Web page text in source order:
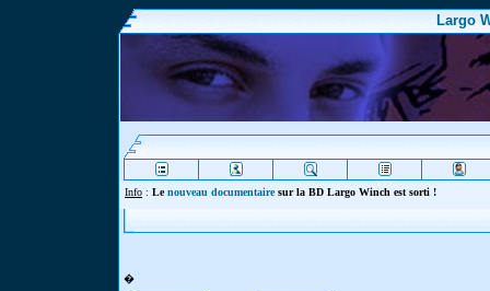
Largo
Info : Lenouveau documentairesur la BD Largo Winch est sorti !
�